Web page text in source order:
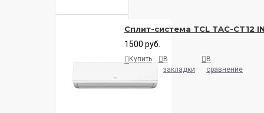
Сплит-система TCL TAC-CT12
1500 руб.
Купить
В
закладки
В
сравнение